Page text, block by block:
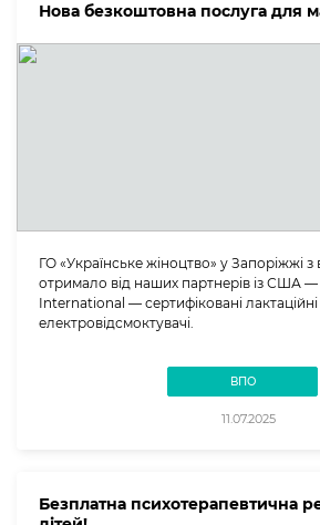
Нова безкоштовна послуга для
ГО «Українське жіноцтво» у Запоріжжі з
отримало від наших партнерів із США
International — сертифіковані лактаційні
електровідсмоктувачі.
ВПО
11.07.2025
Безплатна психотерапевтична